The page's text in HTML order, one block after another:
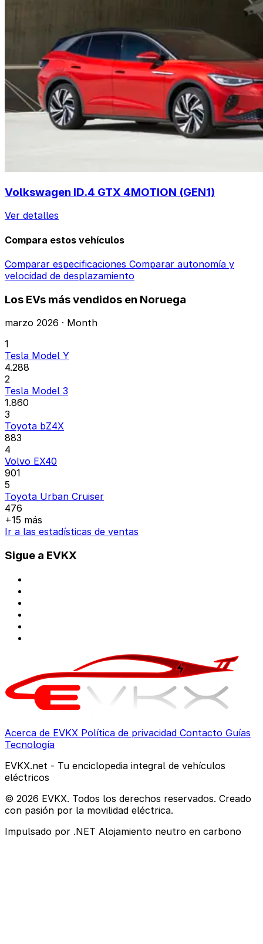
Volkswagen ID.4 GTX 4MOTION (GEN1)
Ver detalles
Compara estos vehículos
Comparar especificaciones Comparar autonomía y
velocidad de desplazamiento
Los EVs más vendidos en Noruega
marzo 2026 · Month
1
Tesla Model Y
4.288
2
Tesla Model 3
1.860
3
Toyota bZ4X
883
4
Volvo EX40
901
5
Toyota Urban Cruiser
476
+15 más
Ir a las estadísticas de ventas
Sigue a EVKX
Acerca de EVKX Política de privacidad Contacto Guías
Tecnología
EVKX.net - Tu enciclopedia integral de vehículos
eléctricos
© 2026 EVKX. Todos los derechos reservados. Creado
con pasión por la movilidad eléctrica.
Impulsado por .NET Alojamiento neutro en carbono